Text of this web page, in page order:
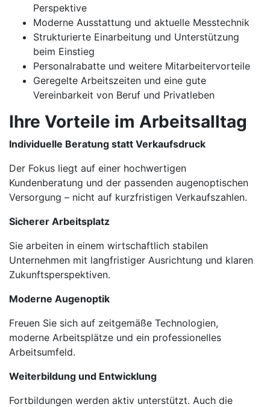
Perspektive
Moderne Ausstattung und aktuelle Messtechnik
Strukturierte Einarbeitung und Unterstützung
beim Einstieg
Personalrabatte und weitere Mitarbeitervorteile
Geregelte Arbeitszeiten und eine gute
Vereinbarkeit von Beruf und Privatleben
Ihre Vorteile im Arbeitsalltag
Individuelle Beratung statt Verkaufsdruck
Der Fokus liegt auf einer hochwertigen
Kundenberatung und der passenden augenoptischen
Versorgung – nicht auf kurzfristigen Verkaufszahlen.
Sicherer Arbeitsplatz
Sie arbeiten in einem wirtschaftlich stabilen
Unternehmen mit langfristiger Ausrichtung und klaren
Zukunftsperspektiven.
Moderne Augenoptik
Freuen Sie sich auf zeitgemäße Technologien,
moderne Arbeitsplätze und ein professionelles
Arbeitsumfeld.
Weiterbildung und Entwicklung
Fortbildungen werden aktiv unterstützt. Auch die